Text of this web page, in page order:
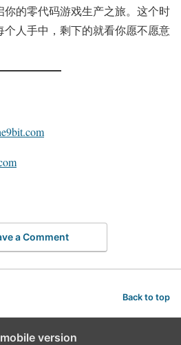
的零代码游戏生产之旅。这个时
人手中，剩下的就看你愿不愿意
a Comment
Back to top
version